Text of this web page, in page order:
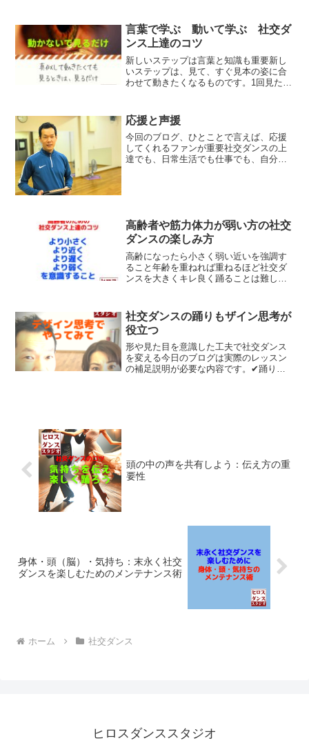
メリット効果について書きたいと思いま
す。 高齢者にとって...
言葉で学ぶ 動いて学ぶ 社交ダ
ンス上達のコツ
新しいステップは言葉と知識も重要新し
いステップは、見て、すぐ見本の姿に合
わせて動きたくなるものです。1回見ただ
以上に長くとると良いと思います。まず
は、じっくり見る。仲間...
応援と声援
今回のブログ、ひとことで言えば、応援
してくれるファンが重要社交ダンスの上
達でも、日常生活でも仕事でも、自分１
高齢者や筋力体力が弱い方の社交
ダンスの楽しみ方
高齢になったら小さく弱い近いを強調す
ること年齢を重ねれば重ねるほど社交ダ
ンスを大きくキレ良く踊ることは難しく
た目も良くなる方法があります。それは
◆小さい動きのときは、よ...
社交ダンスの踊りもザイン思考が
役立つ
形や見た目を意識した工夫で社交ダンス
を変える今日のブログは実際のレッスン
の補足説明が必要な内容です。✔踊りの
頭の中の声を共有しよう：伝え方の重
要性
身体・頭（脳）・気持ち：末永く社交
ダンスを楽しむためのメンテナンス術
ホーム 社交ダンス
ヒロスダンススタジオ